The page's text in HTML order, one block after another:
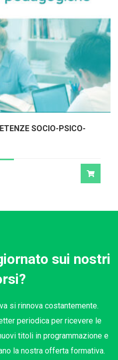
SOCIO-PSICO-
sui nostri
si rinnova costantemente.
periodica per ricevere le
titoli in programmazione e
la nostra offerta formativa.